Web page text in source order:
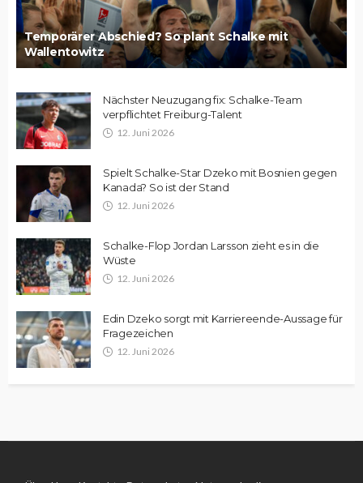
Temporärer Abschied? So plant Schalke mit
Wallentowitz
Nächster Neuzugang fix: Schalke-Team
verpflichtet Freiburg-Talent
12. Juni 2026
Spielt Schalke-Star Dzeko mit Bosnien gegen
Kanada? So ist der Stand
12. Juni 2026
Schalke-Flop Jordan Larsson zieht es in die
Wüste
12. Juni 2026
Edin Dzeko sorgt mit Karriereende-Aussage für
Fragezeichen
12. Juni 2026